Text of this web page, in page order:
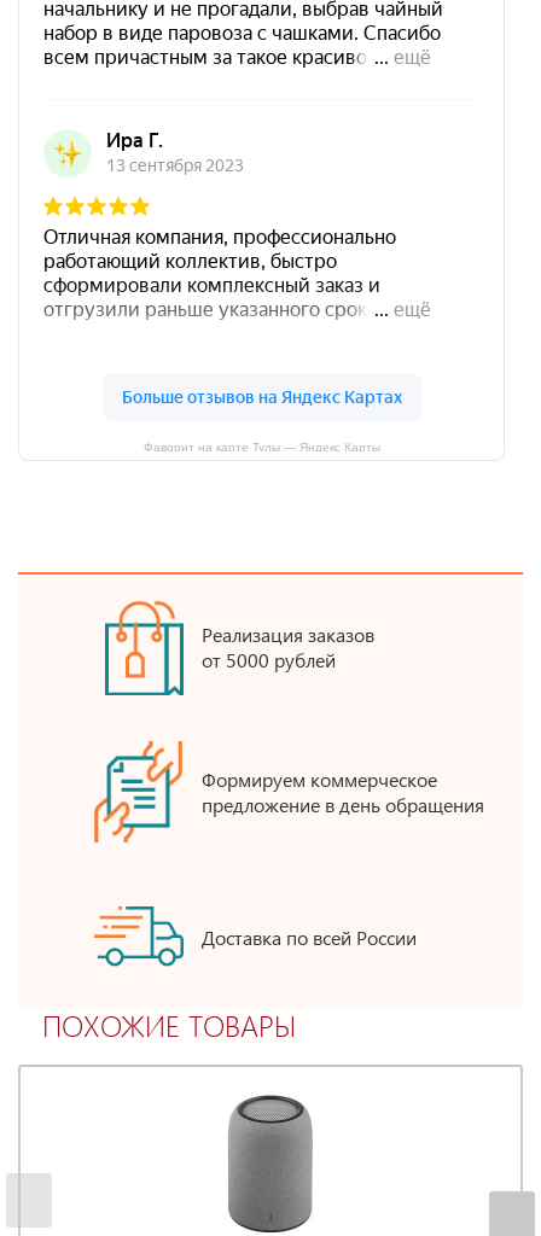
Фаворит на карте Тулы — Яндекс Карты
Реализация заказов
от 5000 рублей
Формируем коммерческое
предложение в день обращения
Доставка по всей России
ПОХОЖИЕ ТОВАРЫ